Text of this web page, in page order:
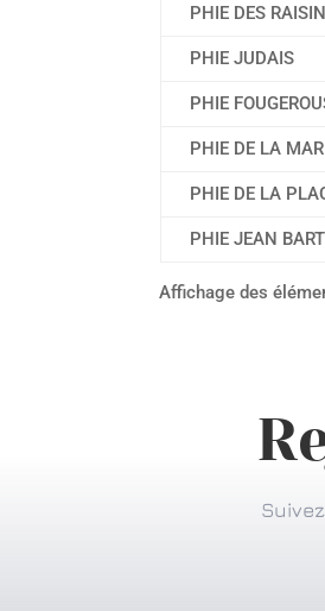
PHIE DES
PHIE JUDAIS
PHIE
PHIE DE LA
PHIE DE LA
PHIE JEAN BART
Affichage des